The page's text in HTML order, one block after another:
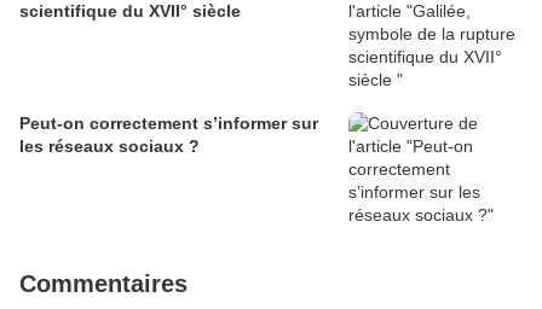
scientifique du XVII° siècle
Peut-on correctement s’informer sur
les réseaux sociaux ?
Commentaires